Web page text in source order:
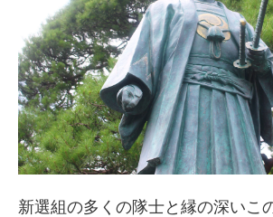
新選組の多くの隊士と縁の深いこ